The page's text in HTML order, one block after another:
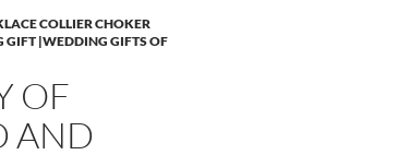
COLLIER CHOKER
|WEDDING GIFTS OF
OF
AND